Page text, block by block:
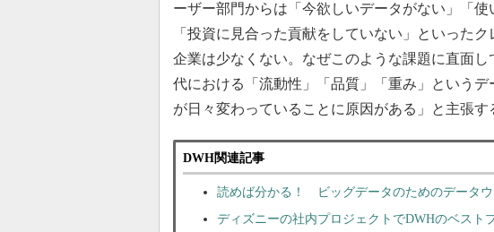
ーザー部門からは「今欲しいデータがない」「使
「投資に見合った貢献をしていない」といった
企業は少なくない。なぜこのような課題に直面
代における「流動性」「品質」「重み」という
が日々変わっていることに原因がある」と主張す
DWH関連記事
読めば分かる！ ビッグデータのためのデータウ
ディズニーの社内プロジェクトでDWHのベスト